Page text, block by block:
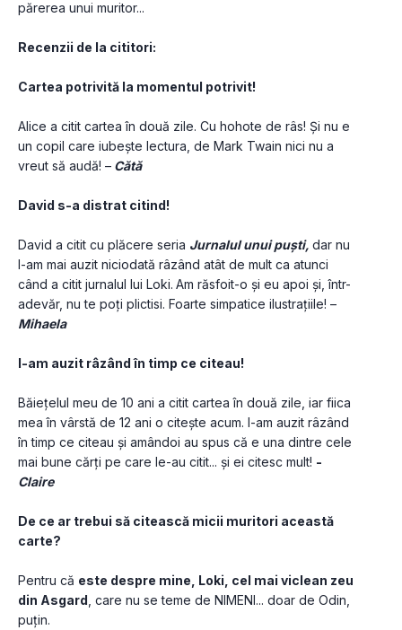
părerea unui muritor...
Recenzii de la cititori:
Cartea potrivită la momentul potrivit!
Alice a citit cartea în două zile. Cu hohote de râs! Și nu e
un copil care iubește lectura, de Mark Twain nici nu a
vreut să audă! – Cătă
David s-a distrat citind!
David a citit cu plăcere seria Jurnalul unui puști, dar nu
l-am mai auzit niciodată râzând atât de mult ca atunci
când a citit jurnalul lui Loki. Am răsfoit-o și eu apoi și, într-
adevăr, nu te poți plictisi. Foarte simpatice ilustrațiile! –
Mihaela
I-am auzit râzând în timp ce citeau!
Băiețelul meu de 10 ani a citit cartea în două zile, iar fiica
mea în vârstă de 12 ani o citește acum. I-am auzit râzând
în timp ce citeau și amândoi au spus că e una dintre cele
mai bune cărți pe care le-au citit... și ei citesc mult!
Claire
De ce ar trebui să citească micii muritori această
carte?
Pentru că este despre mine, Loki, cel mai viclean zeu
din Asgard , care nu se teme de NIMENI... doar de Odin,
puțin.